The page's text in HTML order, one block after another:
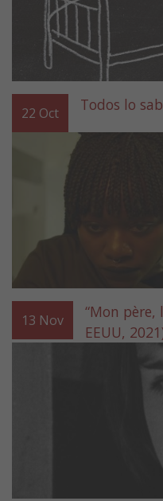
22 Oct Todos lo
13 Nov
“Mon père,
EEUU,